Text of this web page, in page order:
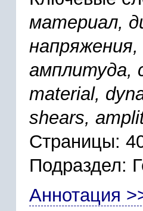
материал,
напряжения,
амплитуда,
material,
shears,
Страницы:
Подраздел:
Аннотация